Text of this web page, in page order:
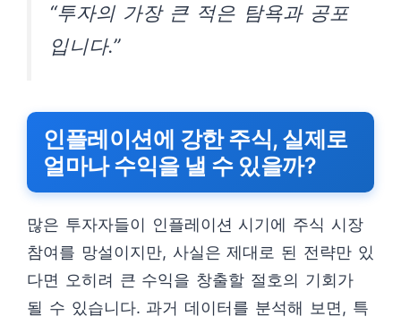
“투자의 가장 큰 적은 탐욕과 공포
입니다.”
인플레이션에 강한 주식, 실제로
얼마나 수익을 낼 수 있을까?
많은 투자자들이 인플레이션 시기에 주식 시장
참여를 망설이지만, 사실은 제대로 된 전략만 있
다면 오히려 큰 수익을 창출할 절호의 기회가
될 수 있습니다. 과거 데이터를 분석해 보면, 특